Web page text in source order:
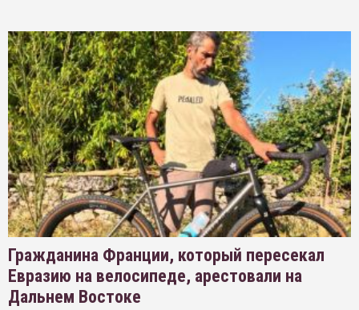
Гражданина Франции, который пересекал
Евразию на велосипеде, арестовали на
Дальнем Востоке